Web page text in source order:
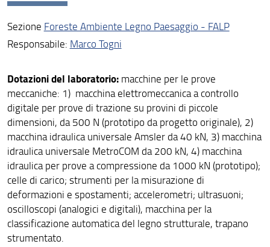
Sezione Foreste Ambiente Legno Paesaggio - FALP
Responsabile: Marco Togni
Dotazioni del laboratorio:macchine per le prove
meccaniche: 1) macchina elettromeccanica a controllo
digitale per prove di trazione su provini di piccole
dimensioni, da 500 N (prototipo da progetto originale), 2)
macchina idraulica universale Amsler da 40 kN, 3) macchina
idraulica universale MetroCOM da 200 kN, 4) macchina
idraulica per prove a compressione da 1000 kN (prototipo);
celle di carico; strumenti per la misurazione di
deformazioni e spostamenti; accelerometri; ultrasuoni;
oscilloscopi (analogici e digitali), macchina per la
classificazione automatica del legno strutturale, trapano
strumentato.
Assicurazione della Qualità
Organizzazione
Struttura e sedi
Bandi di gara e avvisi
AlumniUnifi Agraria
Sostenibilità
Area riservata